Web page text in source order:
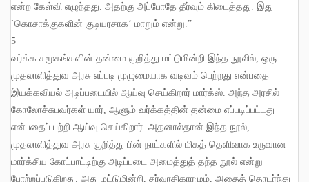
என்ற கேள்வி எழுந்தது. அதற்கு அப்போதே தீர்வும் கிடைத்தது. இது
`கொசாக்குகளின் குடியரசாக‘ மாறும் என்று.”
5
வர்க்க சமூகங்களின் தன்மை குறித்து மட்டுமின்றி இந்த நூலில், ஒரு
முதலாளித்துவ அரசு எப்படி முழுமையாக வடிவம் பெற்றது என்பதை
இயக்கவியல் அடிப்படையில் ஆய்வு செய்கிறார் மார்க்ஸ். அந்த அரசில்
கோலோச்சுபவர்கள் யார், ஆளும் வர்க்கத்தின் தன்மை எப்படிப்பட்டது
என்பதைப் பற்றி ஆய்வு செய்கிறார். அதனால்தான் இந்த நூல்,
முதலாளித்துவ அரசு குறித்து பின் நாட்களில் மிகத் தெளிவாக உருவான
மார்க்சிய கோட்பாட்டிற்கு அடிப்படை அமைத்துத் தந்த நூல் என்று
போற்றப்படுகிறது. அது மட்டுமின்றி, சர்வாதிகாரமும், அதைத் தொடர்ந்து